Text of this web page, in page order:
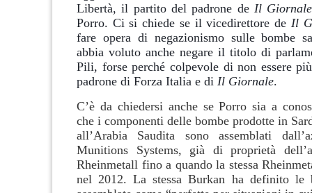
Libertà, il partito del padrone de Il Giornale
Porro. Ci si chiede se il vicedirettore de Il
fare opera di negazionismo sulle bombe
abbia voluto anche negare il titolo di
Pili, forse perché colpevole di non essere
padrone di Forza Italia e di Il Giornale.
C’è da chiedersi anche se Porro sia a
che i componenti delle bombe prodotte in
all’Arabia Saudita sono assemblati
Munitions Systems, già di proprietà
Rheinmetall fino a quando la stessa
nel 2012. La stessa Burkan ha definito le